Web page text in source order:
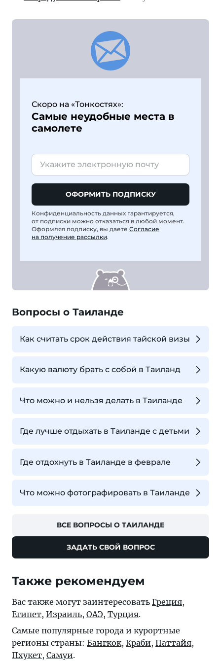
Скоро на «Тонкостях»:
Самые неудобные места в
самолете
ОФОРМИТЬ ПОДПИСКУ
Конфиденциальность данных гарантируется,
от подписки можно отказаться в любой момент.
Оформляя подписку, вы даете Согласие
на получение рассылки.
Вопросы о Таиланде
Как считать срок действия тайской визы
Какую валюту брать с собой в Таиланд
Что можно и нельзя делать в Таиланде
Где лучше отдыхать в Таиланде с детьми
Где отдохнуть в Таиланде в феврале
Что можно фотографировать в Таиланде
ВСЕ ВОПРОСЫ О ТАИЛАНДЕ
ЗАДАТЬ СВОЙ ВОПРОС
Также рекомендуем
Вас также могут заинтересовать Греция,
Египет, Израиль, ОАЭ, Турция.
Самые популярные города и курортные
регионы страны: Бангкок, Краби, Паттайя,
Пхукет, Самуи.